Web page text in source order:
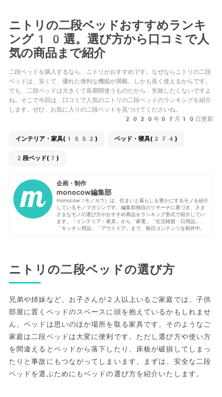
ニトリの二段ベッドおすすめランキ
ング10選。選び方から口コミで人
気の商品まで紹介
二段ベッドを購入するなら、ニトリがおすすめです。なぜならニトリの二段
ベッドは、安くて、優れた便利な機能が満載。しかも長く使えるからです。
でも、二段ベッドは大きくて長期間使うものだから、失敗したくないですよ
ね。そこで今回は、口コミで人気のニトリの二段ベッドのランキングを紹介
します。ぜひ、お気に入りの二段ベッドを見つけてくださいね。
2020年07月10日更新
インテリア・家具(1552) ベッド・寝具(274)
2段ベッド(7)
企画・制作
monocow編集部
monocow（モノカウ）は、住まいと暮らしを豊かにするモノを紹介
しているモノマガジンです。編集部独自のリサーチに基づき、さま
ざまなモノの選び方やおすすめ商品をランキング形式で紹介してい
ます。「インテリア・家具」から「家電」「生活雑貨・日用品」
「キッチン用品」「アウトドア」まで、毎日コンテンツを制作中。
ニトリの二段ベッドの選び方
兄弟や姉妹など、お子さんが２人以上いるご家庭では、子供
部屋に置くベッドのスペースに頭を抱えているかもしれませ
ん。ベッドは思いのほか場所を取る家具です。そのようなご
家庭は二段ベッドは大変に便利です。ただし選び方や使い方
を間違えるとベッドから落下したり、床板が破損してしまっ
たりと事故にもつながってしまいます。まずは、安全な二段
ベッドを選ぶためにもベッドの選び方を紹介いたします。